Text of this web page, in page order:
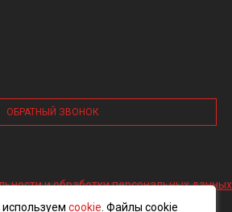
ОБРАТНЫЙ ЗВОНОК
и обработки персональных данных
cookie . Файлы cookie